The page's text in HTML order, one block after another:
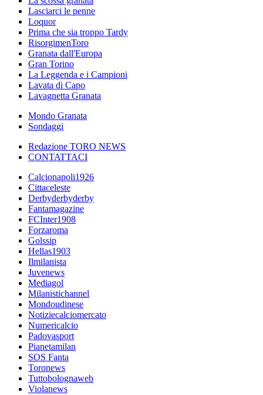
Lasciarci le penne
Loquor
Prima che sia troppo Tardy
RisorgimenToro
Granata dall'Europa
Gran Torino
La Leggenda e i Campioni
Lavata di Capo
Lavagnetta Granata
Mondo Granata
Sondaggi
Redazione TORO NEWS
CONTATTACI
Calcionapoli1926
Cittaceleste
Derbyderbyderby
Fantamagazine
FCInter1908
Forzaroma
Golssip
Hellas1903
Ilmilanista
Juvenews
Mediagol
Milanistichannel
Mondoudinese
Notiziecalciomercato
Numericalcio
Padovasport
Pianetamilan
SOS Fanta
Toronews
Tuttobolognaweb
Violanews